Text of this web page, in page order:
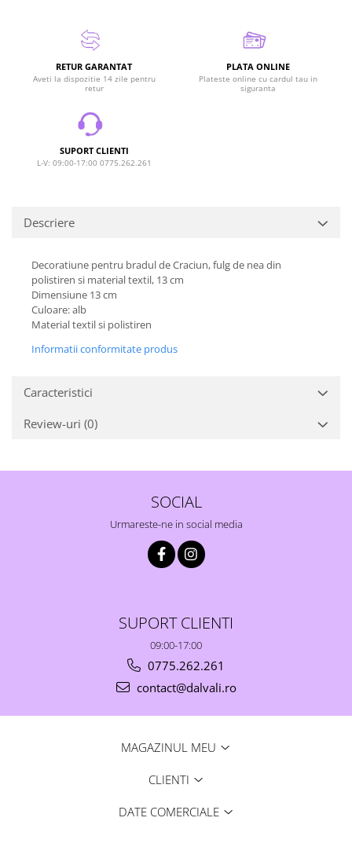
RETUR GARANTAT
Aveti la dispozitie 14 zile pentru
retur
PLATA ONLINE
Plateste online cu cardul tau in
siguranta
SUPORT CLIENTI
L-V: 09:00-17:00 0775.262.261
Descriere
Decoratiune pentru bradul de Craciun, fulg de nea din
polistiren si material textil, 13 cm
Dimensiune 13 cm
Culoare: alb
Material textil si polistiren
Informatii conformitate produs
Caracteristici
Review-uri (0)
SOCIAL
Urmareste-ne in social media
SUPORT CLIENTI
09:00-17:00
0775.262.261
contact@dalvali.ro
MAGAZINUL MEU
CLIENTI
DATE COMERCIALE